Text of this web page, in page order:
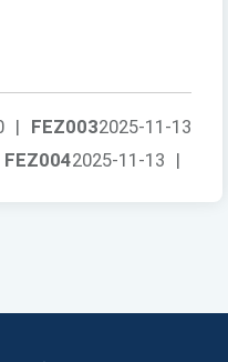
FEZ0032025-11-13
|
FEZ0042025-11-13 |